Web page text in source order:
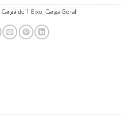
Carga de 1 Eixo, Carga Geral